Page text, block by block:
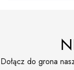
Dołącz do grona